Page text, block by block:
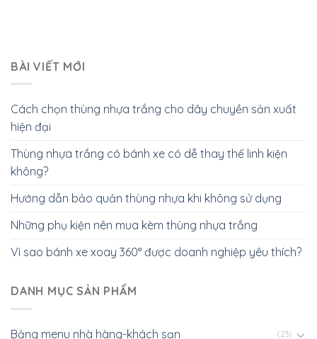
BÀI VIẾT MỚI
Cách chọn thùng nhựa trắng cho dây chuyền sản xuất
hiện đại
Thùng nhựa trắng có bánh xe có dễ thay thế linh kiện
không?
Hướng dẫn bảo quản thùng nhựa khi không sử dụng
Những phụ kiện nên mua kèm thùng nhựa trắng
Vì sao bánh xe xoay 360° được doanh nghiệp yêu thích?
DANH MỤC SẢN PHẨM
Bảng menu nhà hàng-khách sạn (23)